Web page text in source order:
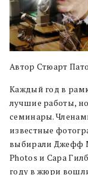
Автор Стюарт
Каждый год в
лучшие работы,
семинары.
известные
выбирали Джефф
Photos и Сара
году в жюри